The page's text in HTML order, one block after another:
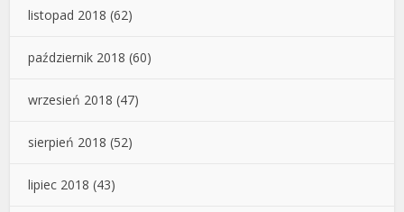
listopad 2018 (62)
październik 2018 (60)
wrzesień 2018 (47)
sierpień 2018 (52)
lipiec 2018 (43)